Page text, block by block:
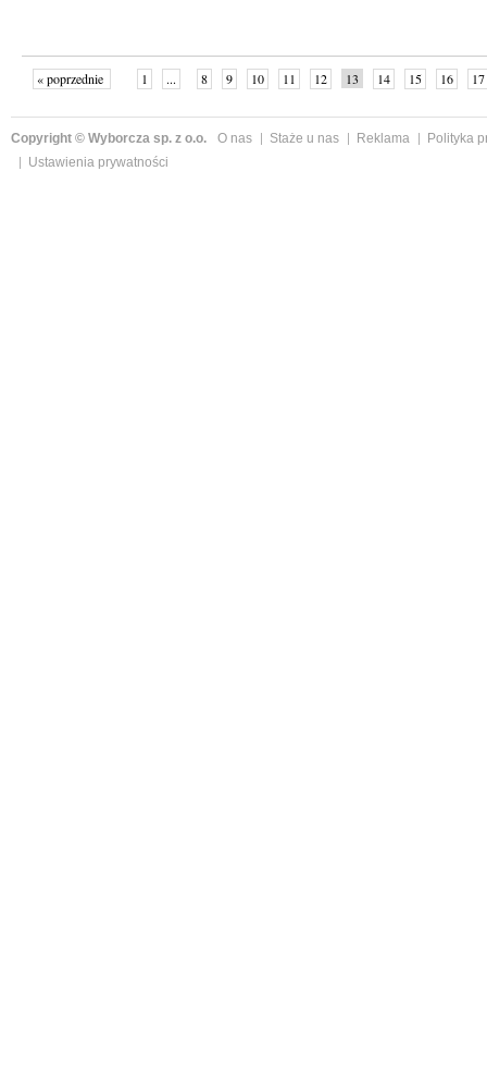
« poprzednie 1 ... 8 9 10 11 12 13 14 15 16 17
Copyright © Wyborcza sp. z o.o. O nas Staże u nas Reklama
Polityka
Ustawienia prywatności